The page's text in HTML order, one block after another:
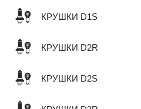
КРУШКИ D1S
КРУШКИ D2R
КРУШКИ D2S